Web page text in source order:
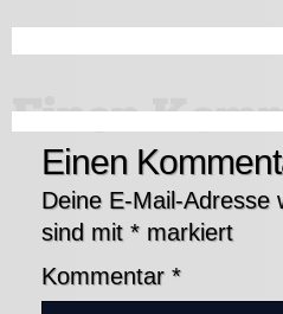
Einen
Deine E-Mail-Adresse
sind mit * markiert
Kommentar *